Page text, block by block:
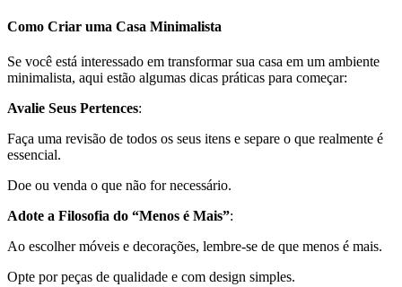
Como Criar uma Casa Minimalista
Se você está interessado em transformar sua casa em um ambiente
minimalista, aqui estão algumas dicas práticas para começar:
Avalie Seus Pertences:
Faça uma revisão de todos os seus itens e separe o que realmente é
essencial.
Doe ou venda o que não for necessário.
Adote a Filosofia do “Menos é Mais”:
Ao escolher móveis e decorações, lembre-se de que menos é mais.
Opte por peças de qualidade e com design simples.